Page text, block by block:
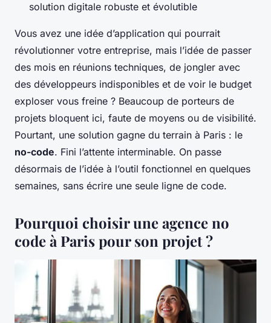
solution digitale robuste et évolutible
Vous avez une idée d’application qui pourrait
révolutionner votre entreprise, mais l’idée de passer
des mois en réunions techniques, de jongler avec
des développeurs indisponibles et de voir le budget
exploser vous freine ? Beaucoup de porteurs de
projets bloquent ici, faute de moyens ou de visibilité.
Pourtant, une solution gagne du terrain à Paris : le
no-code. Fini l’attente interminable. On passe
désormais de l’idée à l’outil fonctionnel en quelques
semaines, sans écrire une seule ligne de code.
Pourquoi choisir une agence no
code à Paris pour son projet ?